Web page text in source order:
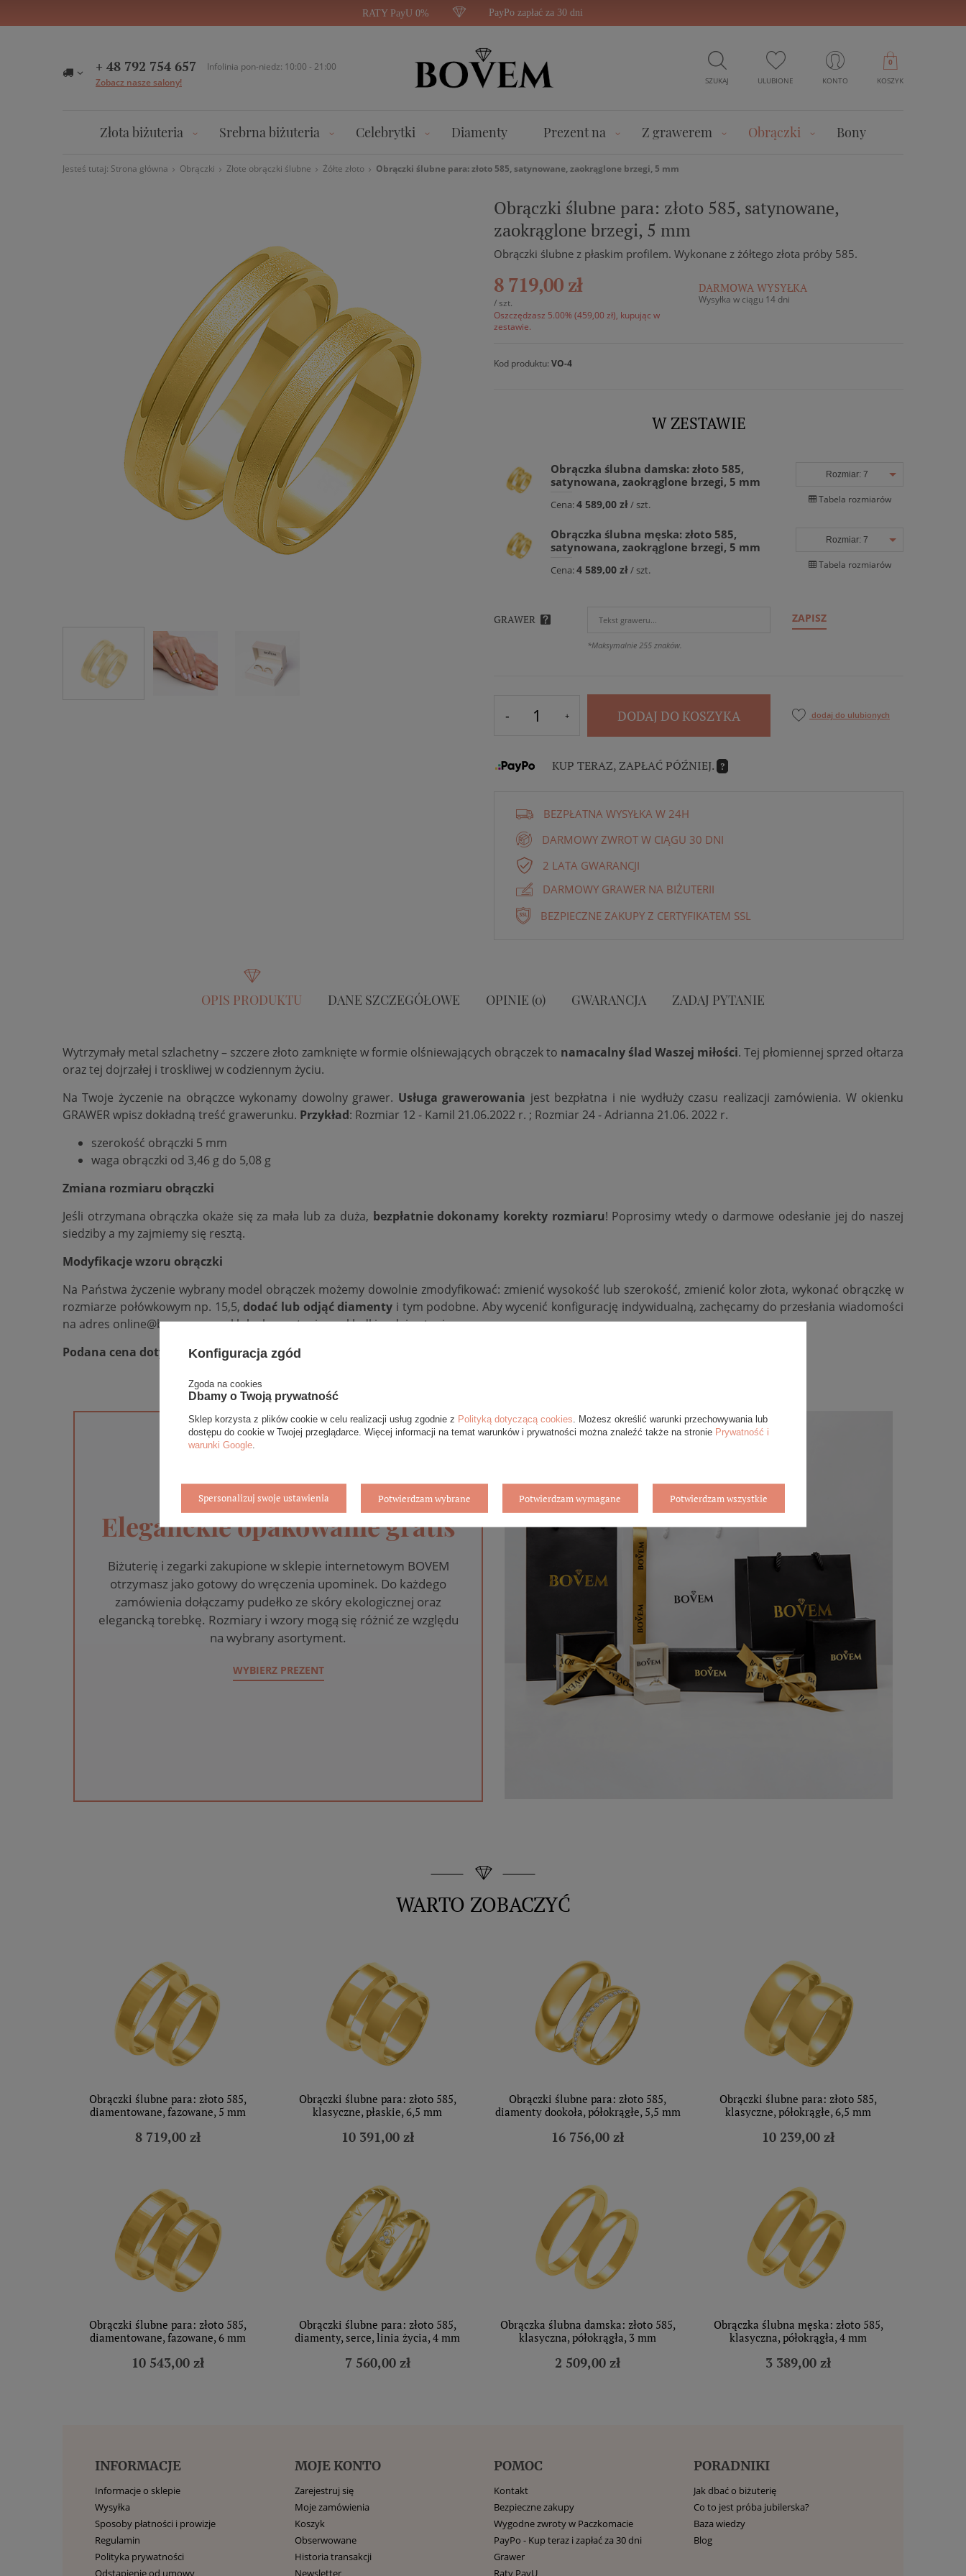
RATY PayU 0% PayPo zapłać za 30 dni
+ 48 792 754 657
Infolinia pon-niedz: 10:00 - 21:00
Zobacz nasze salony!
SZUKAJ ULUBIONE KONTO KOSZYK
0
Złota biżuteria Srebrna biżuteria Celebrytki Diamenty Prezent na Z grawerem Obrączki Bony
Jesteś tutaj: Strona główna Obrączki Złote obrączki ślubne Żółte złoto Obrączki ślubne para: złoto 585, satynowane, zaokrąglone brzegi, 5 mm
Obrączki ślubne para: złoto 585, satynowane,
zaokrąglone brzegi, 5 mm
Obrączki ślubne z płaskim profilem. Wykonane z żółtego złota próby 585.
8 719,00 zł
/ szt.
Oszczędzasz 5.00% (459,00 zł), kupując w
zestawie.
DARMOWA WYSYŁKA
Wysyłka w ciągu 14 dni
Kod produktu: VO-4
W ZESTAWIE
Obrączka ślubna damska: złoto 585,
satynowana, zaokrąglone brzegi, 5 mm
Cena:4 589,00 zł/ szt.
Rozmiar: 7
Tabela rozmiarów
Obrączka ślubna męska: złoto 585,
satynowana, zaokrąglone brzegi, 5 mm
Cena:4 589,00 zł/ szt.
Rozmiar: 7
Tabela rozmiarów
GRAWER ZAPISZ
*Maksymalnie 255 znaków.
DODAJ DO KOSZYKA dodaj do ulubionych
KUP TERAZ, ZAPŁAĆ PÓŹNIEJ. ?
BEZPŁATNA WYSYŁKA W 24H
DARMOWY ZWROT W CIĄGU 30 DNI
2 LATA GWARANCJI
DARMOWY GRAWER NA BIŻUTERII
BEZPIECZNE ZAKUPY Z CERTYFIKATEM SSL
OPIS PRODUKTU DANE SZCZEGÓŁOWE OPINIE (0) GWARANCJA ZADAJ PYTANIE
Wytrzymały metal szlachetny – szczere złoto zamknięte w formie olśniewających obrączek to namacalny ślad Waszej miłości. Tej płomiennej sprzed ołtarza
oraz tej dojrzałej i troskliwej w codziennym życiu.
Na Twoje życzenie na obrączce wykonamy dowolny grawer. Usługa grawerowania jest bezpłatna i nie wydłuży czasu realizacji zamówienia. W okienku
GRAWER wpisz dokładną treść grawerunku. Przykład: Rozmiar 12 - Kamil 21.06.2022 r. ; Rozmiar 24 - Adrianna 21.06. 2022 r.
szerokość obrączki 5 mm
waga obrączki od 3,46 g do 5,08 g
Zmiana rozmiaru obrączki
Jeśli otrzymana obrączka okaże się za mała lub za duża, bezpłatnie dokonamy korekty rozmiaru! Poprosimy wtedy o darmowe odesłanie jej do naszej
siedziby a my zajmiemy się resztą.
Modyfikacje wzoru obrączki
Na Państwa życzenie wybrany model obrączek możemy dowolnie zmodyfikować: zmienić wysokość lub szerokość, zmienić kolor złota, wykonać obrączkę w
rozmiarze połówkowym np. 15,5, dodać lub odjąć diamenty i tym podobne. Aby wycenić konfigurację indywidualną, zachęcamy do przesłania wiadomości
na adres online@bovem.com.pl lub skorzystania z zakładki zadaj pytanie.
Podana cena dotyczy pary.
Eleganckie opakowanie gratis
Biżuterię i zegarki zakupione w sklepie internetowym BOVEM
otrzymasz jako gotowy do wręczenia upominek. Do każdego
zamówienia dołączamy pudełko ze skóry ekologicznej oraz
elegancką torebkę. Rozmiary i wzory mogą się różnić ze względu
na wybrany asortyment.
WYBIERZ PREZENT
WARTO ZOBACZYĆ
Obrączki ślubne para: złoto 585,
diamentowane, fazowane, 5 mm
8 719,00 zł
Obrączki ślubne para: złoto 585,
klasyczne, płaskie, 6,5 mm
10 391,00 zł
Obrączki ślubne para: złoto 585,
diamenty dookoła, półokrągłe, 5,5 mm
16 756,00 zł
Obrączki ślubne para: złoto 585,
klasyczne, półokrągłe, 6,5 mm
10 239,00 zł
Obrączki ślubne para: złoto 585,
diamentowane, fazowane, 6 mm
10 543,00 zł
Obrączki ślubne para: złoto 585,
diamenty, serce, linia życia, 4 mm
7 560,00 zł
Obrączka ślubna damska: złoto 585,
klasyczna, półokrągła, 3 mm
2 509,00 zł
Obrączka ślubna męska: złoto 585,
klasyczna, półokrągła, 4 mm
3 389,00 zł
INFORMACJE
Informacje o sklepie
Wysyłka
Sposoby płatności i prowizje
Regulamin
Polityka prywatności
Odstąpienie od umowy
MOJE KONTO
Zarejestruj się
Moje zamówienia
Koszyk
Obserwowane
Historia transakcji
Newsletter
POMOC
Kontakt
Bezpieczne zakupy
Wygodne zwroty w Paczkomacie
PayPo - Kup teraz i zapłać za 30 dni
Grawer
Raty PayU
PORADNIKI
Jak dbać o biżuterię
Co to jest próba jubilerska?
Baza wiedzy
Blog
Konfiguracja zgód
Zgoda na cookies
Dbamy o Twoją prywatność
Sklep korzysta z plików cookie w celu realizacji usług zgodnie z Polityką dotyczącą cookies . Możesz określić warunki przechowywania lub
dostępu do cookie w Twojej przeglądarce. Więcej informacji na temat warunków i prywatności można znaleźć także na stronie Prywatność i
warunki Google
Spersonalizuj swoje ustawienia Potwierdzam wybrane Potwierdzam wymagane Potwierdzam wszystkie